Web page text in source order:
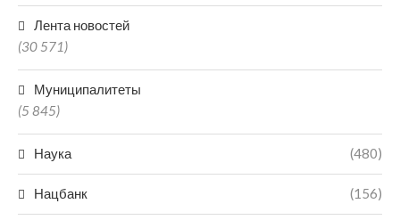
Лента новостей
(30 571)
Муниципалитеты
(5 845)
Наука (480)
Нацбанк (156)